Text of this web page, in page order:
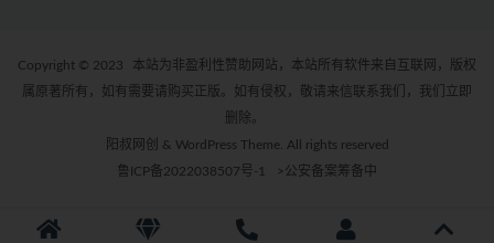
Copyright © 2023
本站为非盈利性赞助网站，本站所有软件来自互联网，版权
属原著所有，如有需要请购买正版。如有侵权，敬请来信联系我们，我们立即
删除。
阳叔网创 & WordPress Theme. All rights reserved
鲁ICP备2022038507号-1
>公安备案筹备中